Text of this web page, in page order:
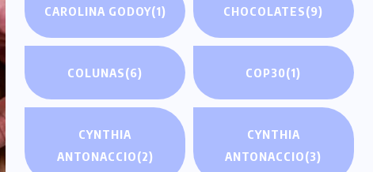
CAROLINA GODOY(1) CHOCOLATES(9)
COLUNAS(6) COP30(1)
CYNTHIA
ANTONACCIO(2)
CYNTHIA
ANTONACCIO(3)